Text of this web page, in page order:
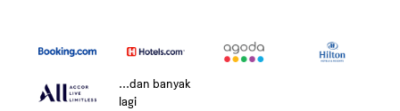
...dan banyak
lagi